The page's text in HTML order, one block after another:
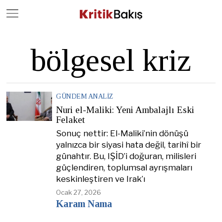
bölgesel kriz
GÜNDEM ANALIZ
Nuri el-Maliki: Yeni Ambalajlı Eski
Felaket
Sonuç nettir: El-Maliki’nin dönüşü
yalnızca bir siyasi hata değil, tarihî bir
günahtır. Bu, IŞİD’i doğuran, milisleri
güçlendiren, toplumsal ayrışmaları
keskinleştiren ve Irak’ı
Ocak 27, 2026
Karam Nama